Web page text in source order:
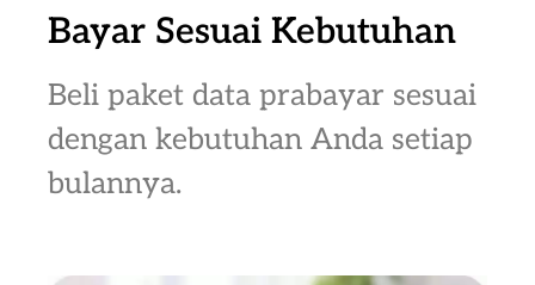
Bayar Sesuai Kebutuhan
Beli paket data prabayar sesuai
dengan kebutuhan Anda setiap
bulannya.